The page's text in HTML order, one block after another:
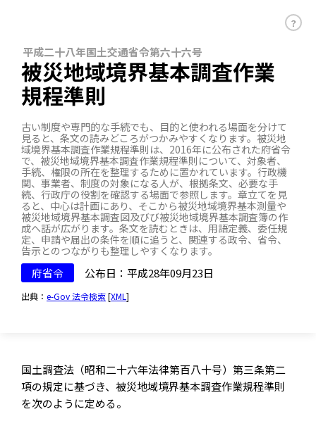
平成二十八年国土交通省令第六十六号
被災地域境界基本調査作業
規程準則
古い制度や専門的な手続でも、目的と使われる場面を分けて
見ると、条文の読みどころがつかみやすくなります。被災地
域境界基本調査作業規程準則は、2016年に公布された府省令
で、被災地域境界基本調査作業規程準則について、対象者、
手続、権限の所在を整理するために置かれています。行政機
関、事業者、制度の対象になる人が、根拠条文、必要な手
続、行政庁の役割を確認する場面で参照します。章立てを見
ると、中心は計画にあり、そこから被災地域境界基本測量や
被災地域境界基本調査図及びび被災地域境界基本調査簿の作
成へ話が広がります。条文を読むときは、用語定義、委任規
定、申請や届出の条件を順に追うと、関連する政令、省令、
告示とのつながりも整理しやすくなります。
府省令 公布日：平成28年09月23日
出典： e-Gov 法令検索[XML ]
国土調査法（昭和二十六年法律第百八十号）第三条第二
項の規定に基づき、被災地域境界基本調査作業規程準則
を次のように定める。
？